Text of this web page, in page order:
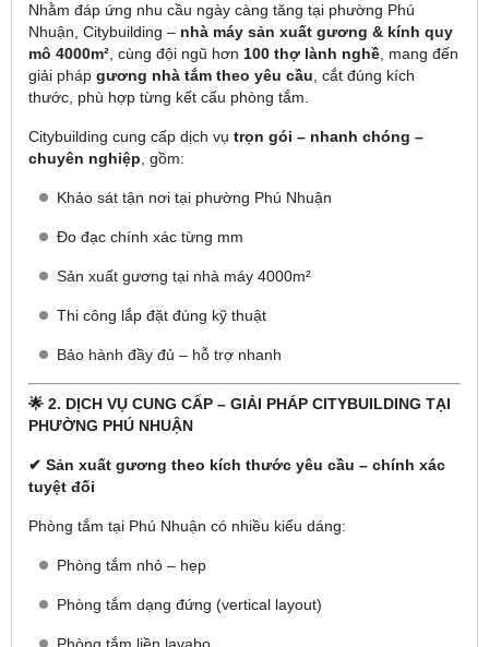
Nhằm đáp ứng nhu cầu ngày càng tăng tại phường Phú
Nhuận, Citybuilding – nhà máy sản xuất gương & kính quy
mô 4000m² , cùng đội ngũ hơn 100 thợ lành nghề , mang đến
giải pháp gương nhà tắm theo yêu cầu , cắt đúng kích
thước, phù hợp từng kết cấu phòng tắm.
Citybuilding cung cấp dịch vụ trọn gói – nhanh chóng –
chuyên nghiệp , gồm:
Khảo sát tận nơi tại phường Phú Nhuận
Đo đạc chính xác từng mm
Sản xuất gương tại nhà máy 4000m²
Thi công lắp đặt đúng kỹ thuật
Bảo hành đầy đủ – hỗ trợ nhanh
🌟 2. DỊCH VỤ CUNG CẤP – GIẢI PHÁP CITYBUILDING TẠI
PHƯỜNG PHÚ NHUẬN
✔ Sản xuất gương theo kích thước yêu cầu – chính xác
tuyệt đối
Phòng tắm tại Phú Nhuận có nhiều kiểu dáng:
Phòng tắm nhỏ – hẹp
Phòng tắm dạng đứng (vertical layout)